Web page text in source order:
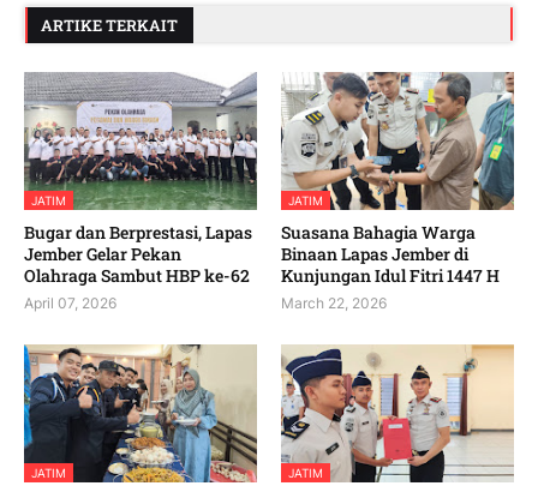
ARTIKE TERKAIT
JATIM
Bugar dan Berprestasi, Lapas
Jember Gelar Pekan
Olahraga Sambut HBP ke-62
April 07, 2026
JATIM
Suasana Bahagia Warga
Binaan Lapas Jember di
Kunjungan Idul Fitri 1447 H
March 22, 2026
JATIM JATIM